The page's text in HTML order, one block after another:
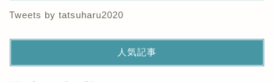
Tweets by tatsuharu2020
人気記事